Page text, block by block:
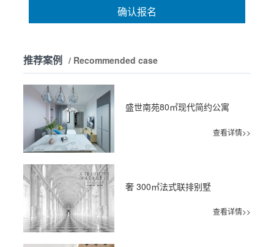
确认报名
推荐案例 / Recommended case
盛世南苑80㎡现代简约公寓
查看详情>>
奢 300㎡法式联排别墅
查看详情>>